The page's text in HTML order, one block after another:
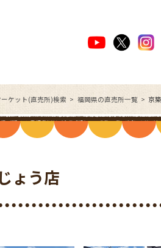
ケット(直売所)検索 福岡県の直売所一覧 京
ょう店